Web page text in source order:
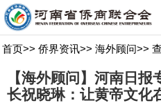
首页>> 侨界资讯>> 海外顾问>>
【海外顾问】河南日
长祝晓琳：让黄帝文化